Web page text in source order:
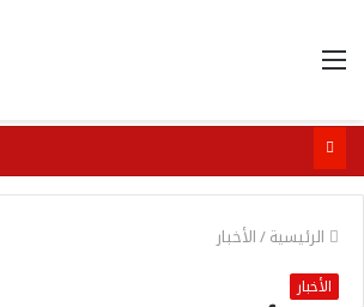
القائمة
الرئيسية/الأخبار
الأخبار